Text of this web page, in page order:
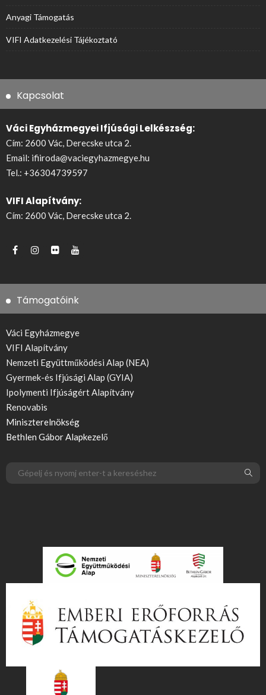
Anyagi Támogatás
VIFI Adatkezelési Tájékoztató
Kapcsolat
Váci Egyházmegyei Ifjúsági Lelkészség:
Cím: 2600 Vác, Derecske utca 2.
Email: ifiiroda@vaciegyhazmegye.hu
Tel.: +36304739597
VIFI Alapítvány:
Cím: 2600 Vác, Derecske utca 2.
Támogatóink
Váci Egyházmegye
VIFI Alapítvány
Nemzeti Együttműködési Alap (NEA)
Gyermek-és Ifjúsági Alap (GYIA)
Ipolymenti Ifjúságért Alapítvány
Renovabis
Miniszterelnökség
Bethlen Gábor Alapkezelő